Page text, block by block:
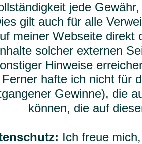
jede
gilt auch für alle
meiner Webseite direkt
solcher externen
Hinweise
Ferner hafte ich nicht für
Gewinne), die
können, die auf
Ich freue